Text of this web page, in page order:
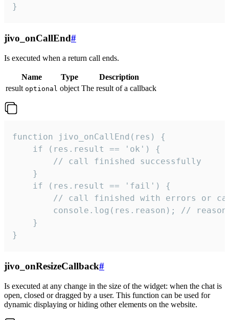
}
jivo_onCallEnd#
Is executed when a return call ends.
Name Type
Description
result optional object The result of a callback
function jivo_onCallEnd(res) {
    if (res.result == 'ok') {
        // call finished successfully
    }
    if (res.result == 'fail') {
// call finished with errors or
console.log(res.reason); //
    }
}
jivo_onResizeCallback#
Is executed at any change in the size of the widget: when the chat is
open, closed or dragged by a user. This function can be used for
dynamic displaying or hiding other elements on the website.